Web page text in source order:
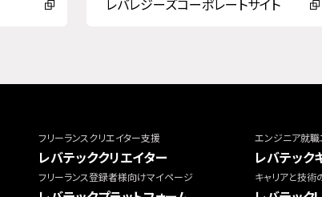
フリーランスクリエイター支援
レバテッククリエイター
エンジニア就職
レバテック
フリーランス登録者様向けマイページ キャリアと技術